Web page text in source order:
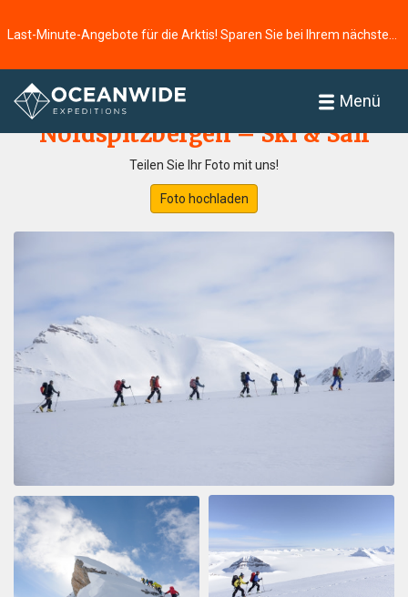
Menü
Startseite
Nordspitzbergen – Ski & Sail
Teilen Sie Ihr Foto mit uns!
Foto hochladen